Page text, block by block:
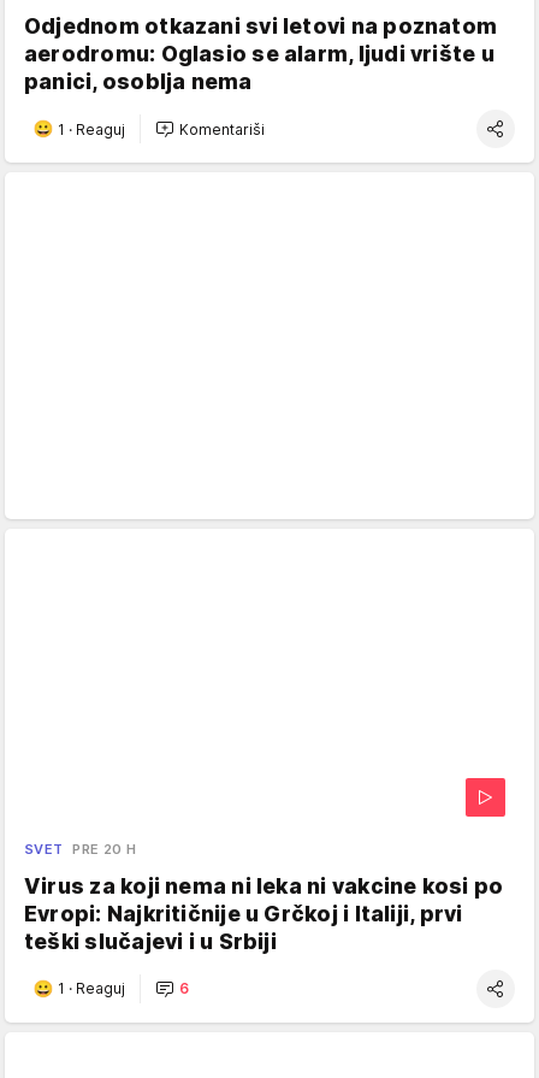
Odjednom otkazani svi letovi na poznatom
aerodromu: Oglasio se alarm, ljudi vrište u
panici, osoblja nema
1 · Reaguj Komentariši
SVET PRE 20 H
Virus za koji nema ni leka ni vakcine kosi po
Evropi: Najkritičnije u Grčkoj i Italiji, prvi
teški slučajevi i u Srbiji
1 · Reaguj 6